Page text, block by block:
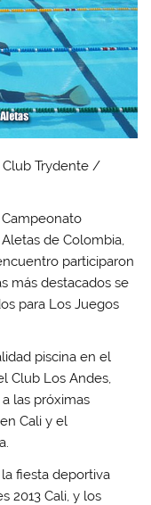
Club Trydente /
de Colombia,
participaron
más destacados se
para Los Juegos
piscina en el
Club Los Andes,
las próximas
Cali y el
fiesta deportiva
2013 Cali, y los